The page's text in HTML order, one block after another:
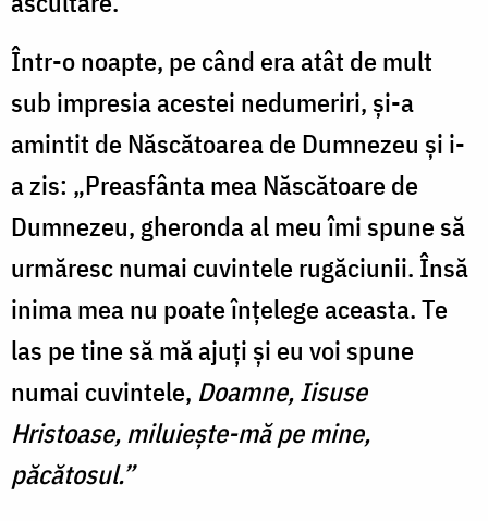
Într-o noapte, pe când era atât de mult
sub impresia acestei nedumeriri, și-a
amintit de Născătoarea de Dumnezeu și i-
a zis: „Preasfânta mea Născătoare de
Dumnezeu, gheronda al meu îmi spune să
urmăresc numai cuvintele rugăciunii. Însă
inima mea nu poate înțelege aceasta. Te
las pe tine să mă ajuți și eu voi spune
numai cuvintele, Doamne, Iisuse
Hristoase, miluiește-mă pe mine,
păcătosul.”